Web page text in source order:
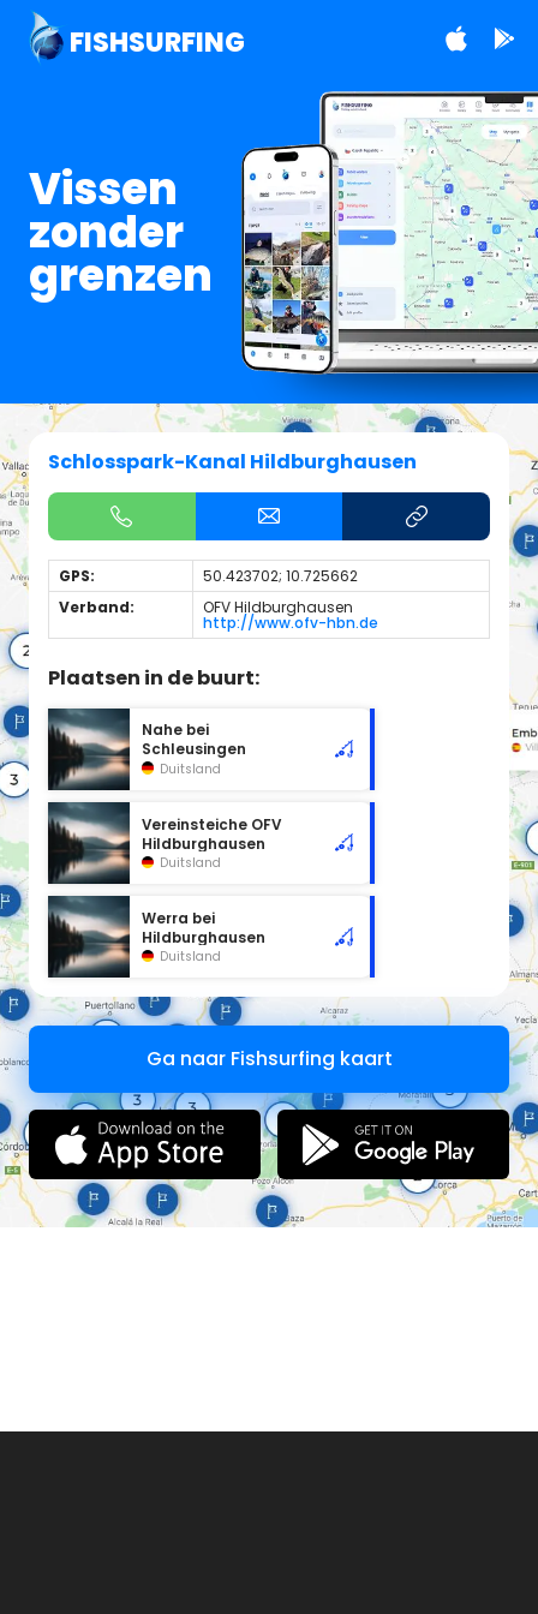
FISHSURFING
Vissen
zonder
grenzen
Schlosspark-Kanal Hildburghausen
GPS:
50.423702; 10.725662
Verband:
OFV Hildburghausen
http://www.ofv-hbn.de
Plaatsen in de buurt:
Nahe bei
Schleusingen
Duitsland
Vereinsteiche OFV
Hildburghausen
Duitsland
Werra bei
Hildburghausen
Duitsland
Ga naar Fishsurfing kaart